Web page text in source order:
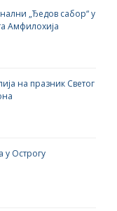
„Ђедов сабор“ у
Амфилохија
на празник Светог
у Острогу